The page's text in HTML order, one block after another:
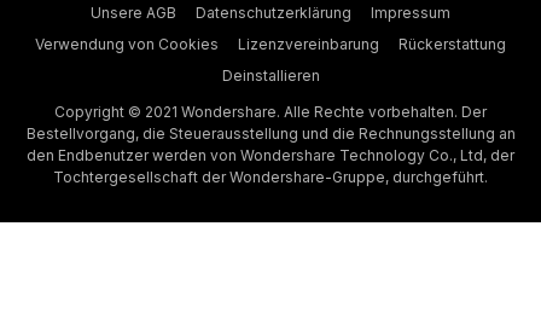
Unsere AGB Datenschutzerklärung
Impressum
Verwendung von Cookies
Lizenzvereinbarung
Rückerstattung
Deinstallieren
Copyright © 2021 Wondershare. Alle Rechte vorbehalten. Der
Bestellvorgang, die Steuerausstellung und die Rechnungsstellung an
den Endbenutzer werden von Wondershare Technology Co., Ltd, der
Tochtergesellschaft der Wondershare-Gruppe, durchgeführt.